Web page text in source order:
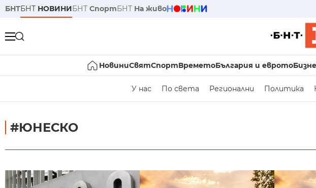
БНТБНТ НОВИНИБНТ СпортБНТ На живо
НовиниСвятСпортВреметоБългария и еврото
У нас По света Регионални Политика
#ЮНЕСКО